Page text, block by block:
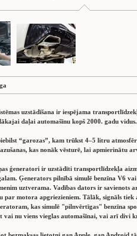
uzstādīšana ir iespējama
daļai automašīnu kopš 2000. gadu vidus.
“garozas”, kam trūkst 4–5 litru
kas nonāk vēsturē, lai apmierinātu
ģeneratori ir uzstādīti transportlīdzekļa
Ģenerators pilnībā simulē benzīna V6
uztverama. Vadības dators ir savienots
par motora apgriezieniem. Tālāk, signāls
kas simulē "pilnvērtīgas" benzīna
vai nu viens vieglas automašīnai, vai arī divi